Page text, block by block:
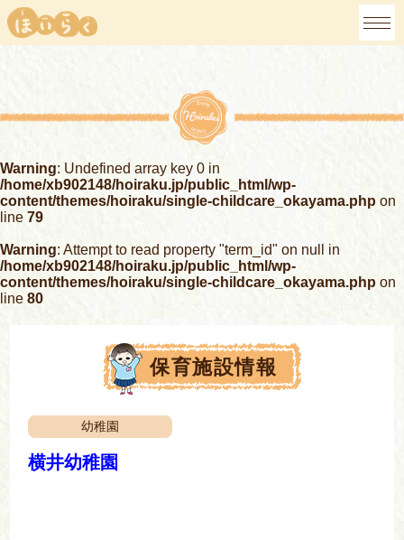
Warning: Undefined array key 0 in
/home/xb902148/hoiraku.jp/public_html/wp-
content/themes/hoiraku/single-childcare_okayama.php on
line 79
Warning: Attempt to read property "term_id" on null in
/home/xb902148/hoiraku.jp/public_html/wp-
content/themes/hoiraku/single-childcare_okayama.php on
line 80
保育施設情報
横井幼稚園
幼稚園